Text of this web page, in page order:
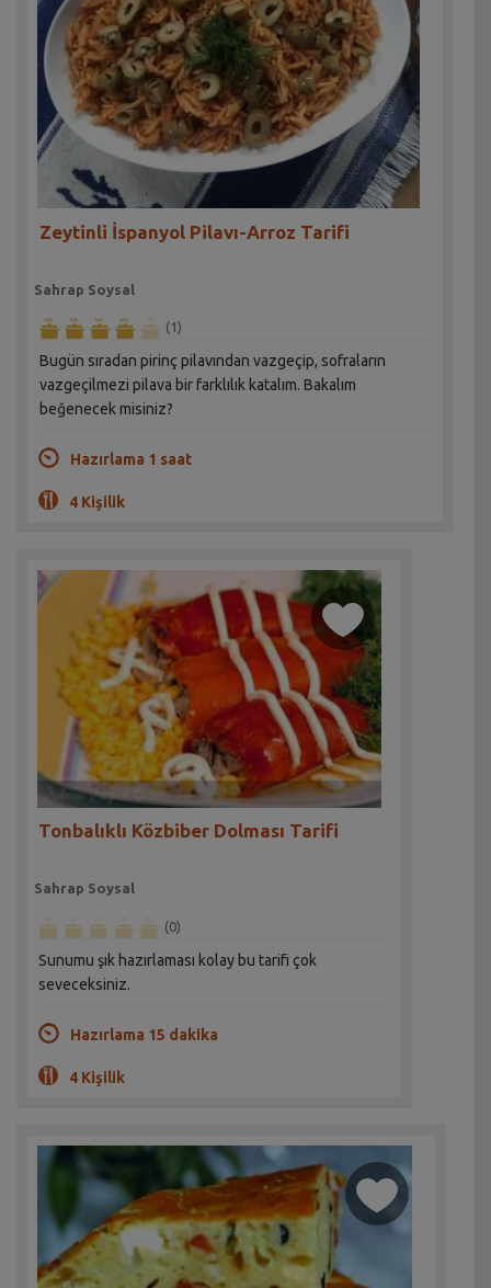
Zeytinli İspanyol Pilavı-Arroz Tarifi
Sahrap Soysal
(1)
Bugün sıradan pirinç pilavından vazgeçip, sofraların
vazgeçilmezi pilava bir farklılık katalım. Bakalım
beğenecek misiniz?
Hazırlama 1 saat
4 Kişilik
Tonbalıklı Közbiber Dolması Tarifi
Sahrap Soysal
(0)
Sunumu şık hazırlaması kolay bu tarifi çok
seveceksiniz.
Hazırlama 15 dakika
4 Kişilik